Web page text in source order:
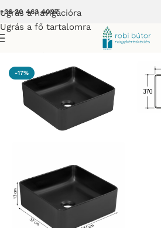
Ugrás a navigációra
Ugrás a fő tartalomra
+36 20 463 4097
-17%